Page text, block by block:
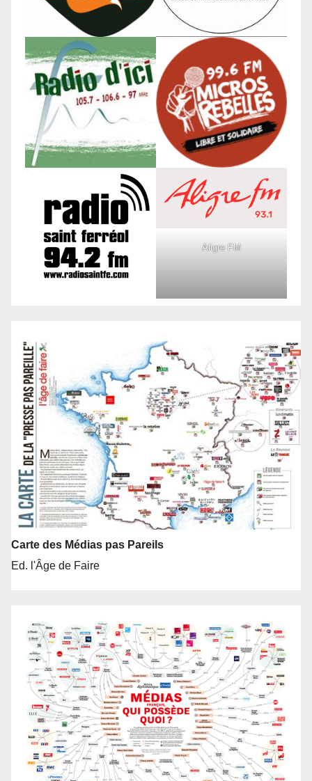
Aligre FM
Carte des Médias pas Pareils
Ed. l'Âge de Faire